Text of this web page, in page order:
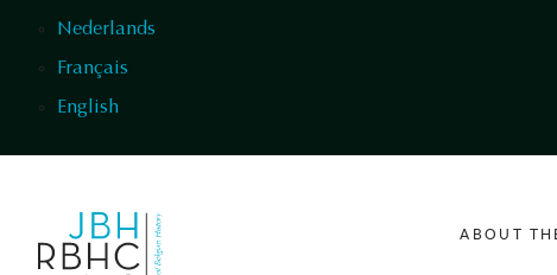
Nederlands
Français
English
ABOUT